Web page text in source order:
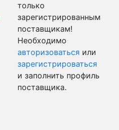
только
зарегистрированным
поставщикам!
Необходимо
авторизоваться или
зарегистрироваться
и заполнить профиль
поставщика.